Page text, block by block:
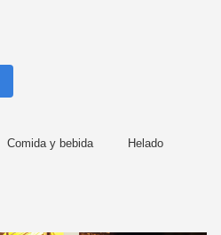
Comida y bebida Helado